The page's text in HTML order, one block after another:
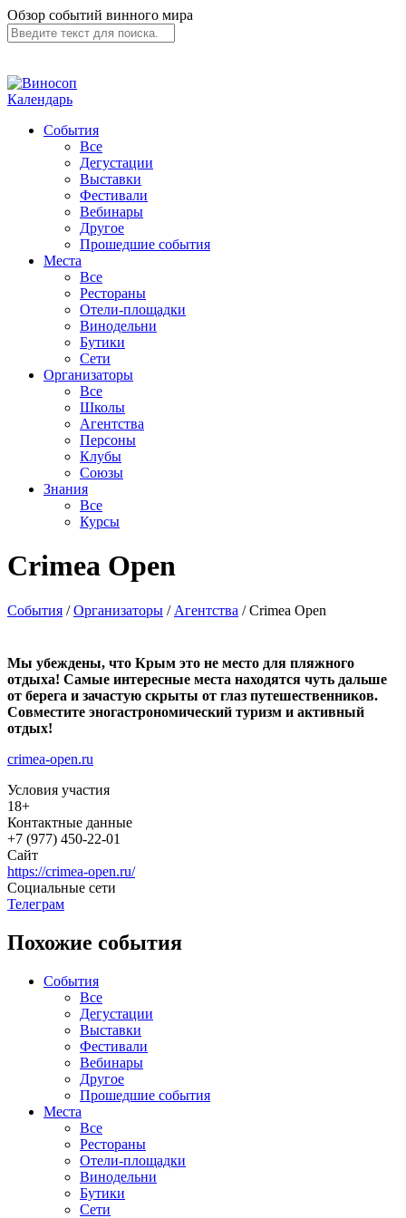
Обзор событий винного мира
Календарь
События
Все
Дегустации
Выставки
Фестивали
Вебинары
Другое
Прошедшие события
Места
Все
Рестораны
Отели-площадки
Винодельни
Бутики
Сети
Организаторы
Все
Школы
Агентства
Персоны
Клубы
Союзы
Знания
Все
Курсы
Crimea Open
События /Организаторы / Агентства /Crimea Open
Мы убеждены, что Крым это не место для пляжного
отдыха! Cамые интересные места находятся чуть дальше
от берега и зачастую скрыты от глаз путешественников.
Совместите эногастрономический туризм и активный
отдых!
crimea-open.ru
Условия участия
18+
Контактные данные
+7 (977) 450-22-01
Сайт
https://crimea-open.ru/
Социальные сети
Телеграм
Похожие события
События
Все
Дегустации
Выставки
Фестивали
Вебинары
Другое
Прошедшие события
Места
Все
Рестораны
Отели-площадки
Винодельни
Бутики
Сети